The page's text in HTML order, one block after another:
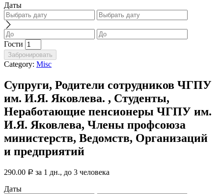
Даты
Гости
Забронировать
Category: Misc
Супруги, Родители сотрудников ЧГПУ
им. И.Я. Яковлева. , Студенты,
Неработающие пенсионеры ЧГПУ им.
И.Я. Яковлева, Члены профсоюза
министерств, Ведомств, Организаций
и предприятий
290.00 Р за 1 дн., до 3 человека
Даты